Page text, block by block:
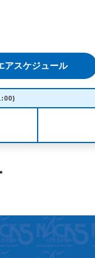
アスケジュール